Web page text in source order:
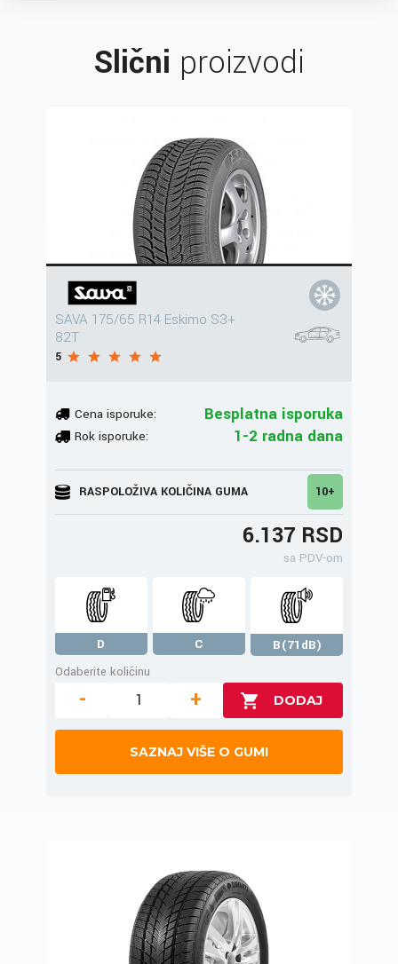
Slični proizvodi
SAVA 175/65 R14 Eskimo S3+
82T
5
Cena isporuke: Besplatna isporuka
Rok isporuke: 1-2 radna dana
RASPOLOŽIVA KOLIČINA GUMA 10+
6.137 RSD
sa PDV-om
D C
B(71dB)
Odaberite količinu
- +
SAZNAJ VIŠE O GUMI